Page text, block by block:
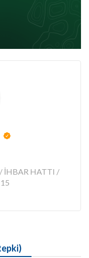
/ İHBAR HATTI /